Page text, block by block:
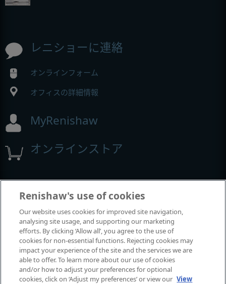
レニショーに連絡
オンラインフォーム
オフィスの詳細情報
MyRenishaw
オンラインストア
イベントとウェビナー
レニショーの出展イベント
Renishaw's use of cookies
Our website uses cookies for improved site navigation,
analysing site usage, and supporting our marketing
efforts. By clicking ‘Allow all’, you agree to the use of
cookies for non-essential functions. Rejecting cookies may
impact your experience of the site and the services we are
able to offer. To learn more about our use of cookies
and/or how to adjust your preferences for optional
cookies, click on ‘Adjust my preferences’ or view our View